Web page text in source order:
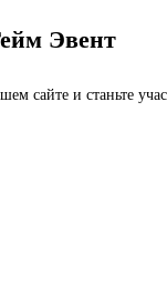
Эвент
сайте и станьте